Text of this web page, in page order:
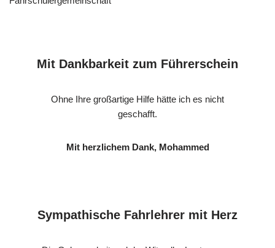
Mit Dankbarkeit zum Führerschein
Ohne Ihre großartige Hilfe hätte ich es nicht
geschafft.
Mit herzlichem Dank, Mohammed
Sympathische Fahrlehrer mit Herz